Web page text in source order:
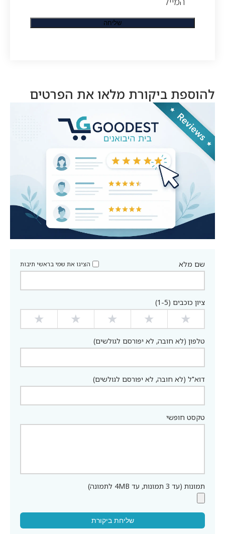
להוספת ביקורת מלאו את הפרטים
שם מלא הציגו את שמי בראשי תיבות
ציון כוכבים (1-5)
★
★
★
★
★
טלפון (לא חובה, לא יפורסם לגולשים)
דוא"ל (לא חובה, לא יפורסם לגולשים)
טקסט חופשי
תמונות (עד 3 תמונות, עד 4MB לתמונה)
שליחת ביקורת